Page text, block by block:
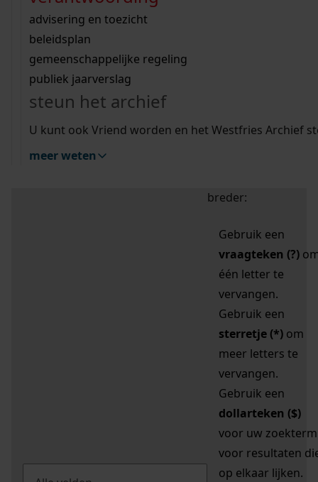
bouwvergunningen
omgevingsvergunningen
vergunningen
beeld en geluid
uitleg nodig?
Wij helpen u op weg met een aantal zoektips.
bekijk alle zoektips
Wij helpen u op weg met een aantal zoektips.
bekijk alle zoektips
bekijk ons geschiedenislokaal
advisering en toezicht
beleidsplan
gemeenschappelijke regeling
publiek jaarverslag
steun het archief
U kunt ook Vriend worden en het Westfries Archief
meer weten
zoektips
Mijn Studiezaal (inloggen)
uw zoekopdracht te
breder:
Gebruik een
vraagteken (?)
één letter te
vervangen.
Gebruik een
sterretje (*) om
meer letters te
vervangen.
Gebruik een
dollarteken ($)
voor uw zoekterm
voor resultaten
op elkaar lijken.